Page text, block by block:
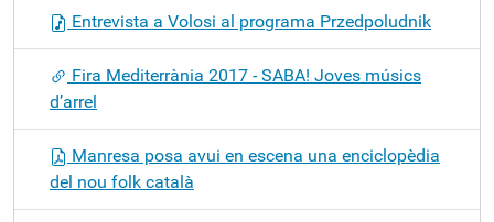
Entrevista a Volosi al programa Przedpoludnik
Fira Mediterrània 2017 - SABA! Joves músics
d’arrel
Manresa posa avui en escena una enciclopèdia
del nou folk català